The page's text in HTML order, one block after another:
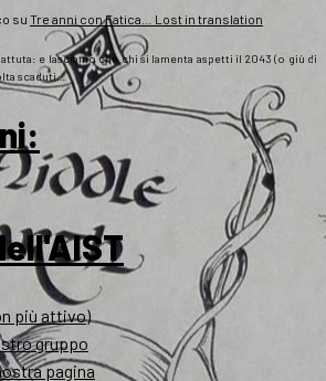
su Tre anni con Fatica… Lost in translation
e lasciamo che chi si lamenta aspetti il 2043 (o giù di
scaduti…
:
più attivo)
gruppo
pagina